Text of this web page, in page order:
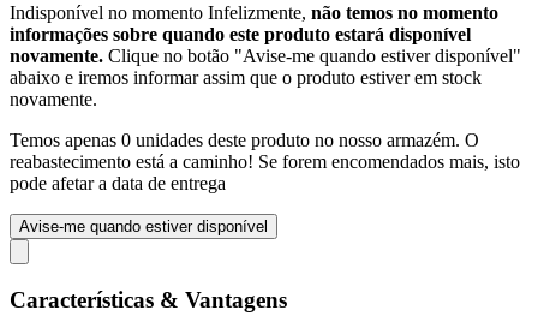
Indisponível no momento Infelizmente, não temos no momento
informações sobre quando este produto estará disponível
novamente. Clique no botão "Avise-me quando estiver disponível"
abaixo e iremos informar assim que o produto estiver em stock
novamente.
Temos apenas 0 unidades deste produto no nosso armazém. O
reabastecimento está a caminho! Se forem encomendados mais, isto
pode afetar a data de entrega
Avise-me quando estiver disponível
Características & Vantagens